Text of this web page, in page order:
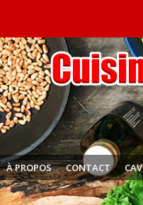
À PROPOS CONTACT